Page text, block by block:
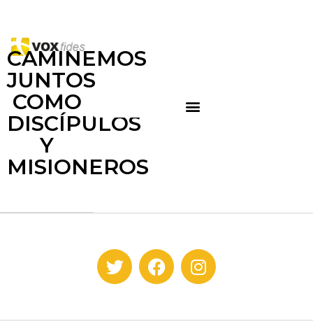
CAMINEMOS
JUNTOS
COMO
DISCÍPULOS
Y
MISIONEROS